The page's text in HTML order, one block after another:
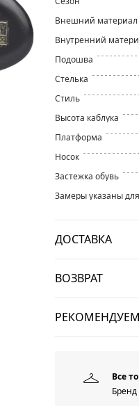
Внешний материал
Внутренний
Подошва
Стелька
Стиль
Высота каблука
Платформа
Носок
Застежка обувь
Замеры указаны для
ДОСТАВКА
ВОЗВРАТ
РЕКОМЕНДУЕМ
Все
Бренд